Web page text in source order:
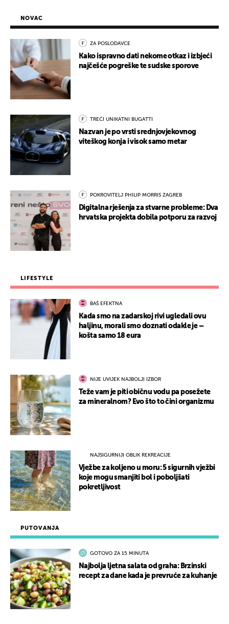
PUTOVANJA
GOTOVO ZA 15 MINUTA
Najbolja ljetna salata od graha: Brzinski
recept za dane kada je prevruće za kuhanje
NOVAC
ZA POSLODAVCE
Kako ispravno dati nekome otkaz i izbjeći
najčešće pogreške te sudske sporove
TREĆI UNIKATNI BUGATTI
Nazvan je po vrsti srednjovjekovnog
viteškog konja i visok samo metar
POKROVITELJ PHILIP MORRIS ZAGREB
Digitalna rješenja za stvarne probleme: Dva
hrvatska projekta dobila potporu za razvoj
LIFESTYLE
BAŠ EFEKTNA
Kada smo na zadarskoj rivi ugledali ovu
haljinu, morali smo doznati odakle je –
košta samo 18 eura
NIJE UVIJEK NAJBOLJI IZBOR
Teže vam je piti običnu vodu pa posežete
za mineralnom? Evo što to čini organizmu
NAJSIGURNIJI OBLIK REKREACIJE
Vježbe za koljeno u moru: 5 sigurnih vježbi
koje mogu smanjiti bol i poboljšati
pokretljivost